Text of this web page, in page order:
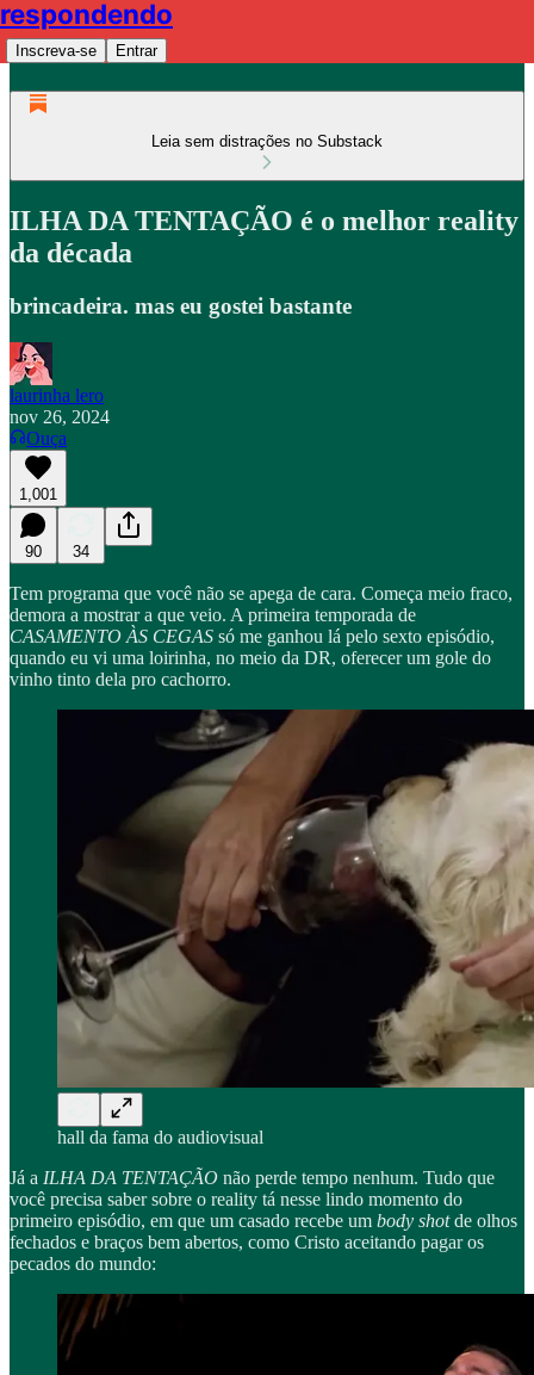
respondendo
Inscreva-se Entrar
Leia sem distrações no Substack
ILHA DA TENTAÇÃO é o melhor reality
da década
brincadeira. mas eu gostei bastante
laurinha lero
nov 26, 2024
Ouça
1,001
90 34
Tem programa que você não se apega de cara. Começa meio fraco,
demora a mostrar a que veio. A primeira temporada de
CASAMENTO ÀS CEGAS só me ganhou lá pelo sexto episódio,
quando eu vi uma loirinha, no meio da DR, oferecer um gole do
vinho tinto dela pro cachorro.
hall da fama do audiovisual
Já a ILHA DA TENTAÇÃO não perde tempo nenhum. Tudo que
você precisa saber sobre o reality tá nesse lindo momento do
primeiro episódio, em que um casado recebe um body shotde olhos
fechados e braços bem abertos, como Cristo aceitando pagar os
pecados do mundo: